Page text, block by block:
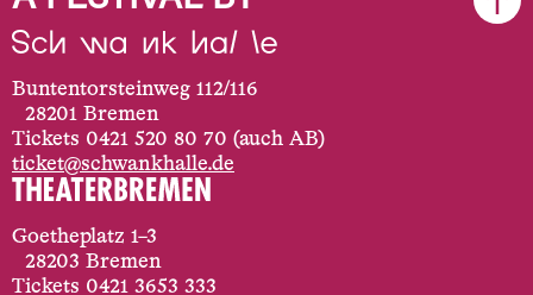
Buntentorsteinweg 112/116
28201 Bremen
Tickets 0421 520 80 70 (auch AB)
ticket@schwankhalle.de
Goetheplatz 1–3
28203 Bremen
Tickets 0421 3653 333